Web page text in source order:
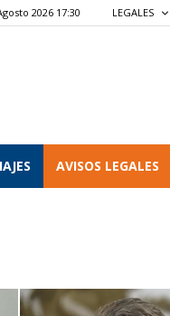
2026 17:30 LEGALES
AVISOS LEGALES